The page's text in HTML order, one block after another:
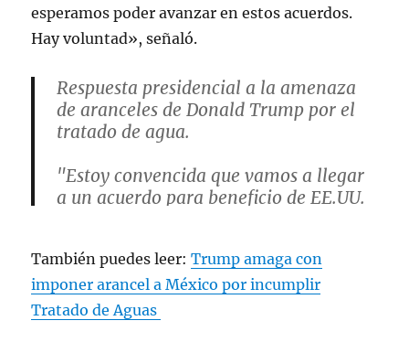
esperamos poder avanzar en estos acuerdos.
Hay voluntad», señaló.
Respuesta presidencial a la amenaza
de aranceles de Donald Trump por el
tratado de agua.
"Estoy convencida que vamos a llegar
a un acuerdo para beneficio de EE.UU.
Más enhttps://t.co/BjdELZkX5p
pic.twitter.com/XHCUSHmxdT
También puedes leer:Trump amaga con
imponer arancel a México por incumplir
Tratado de Aguas